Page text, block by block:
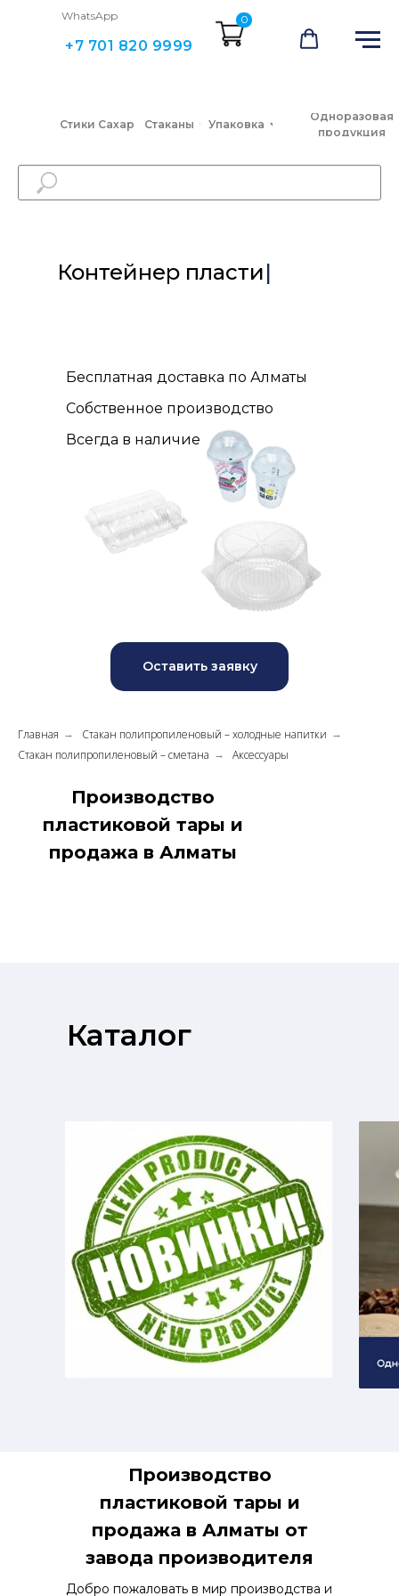
+7 701 820 9999
WhatsApp 0
Стаканы Упаковка
Одноразовая
продукция
Стики Сахар
Контейнер
Бесплатная доставка по Алматы
Собственное производство
Всегда в наличие
Оставить заявку
Главная → Стакан полипропиленовый – холодные напитки →
Стакан полипропиленовый – сметана → Аксессуары
Производство
пластиковой тары и
продажа в Алматы
Каталог
Добро пожаловать в мир производства и
Производство
пластиковой тары и
продажа в Алматы от
завода производителя